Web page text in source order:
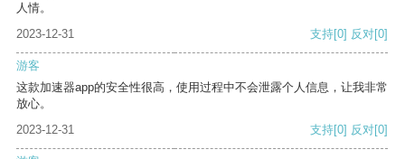
人情。
2023-12-31
支持[0] 反对[0]
游客
这款加速器app的安全性很高，使用过程中不会泄露个人信息，让我非常
放心。
2023-12-31
支持[0] 反对[0]